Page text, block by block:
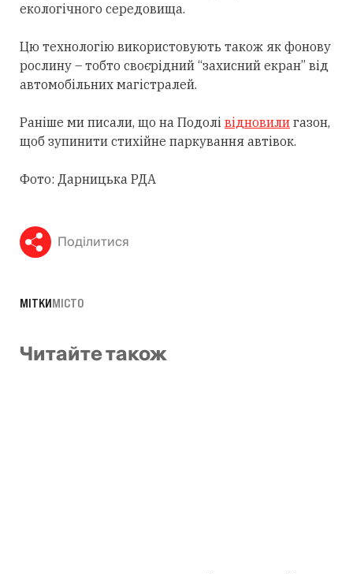
екологічного середовища.
Цю технологію використовують також як фонову
рослину – тобто своєрідний “захисний екран” від
автомобільних магістралей.
Раніше ми писали, що на Подолі відновили газон,
щоб зупинити стихійне паркування автівок.
Фото: Дарницька РДА
Поділитися
МІТКИМІСТО
Читайте також